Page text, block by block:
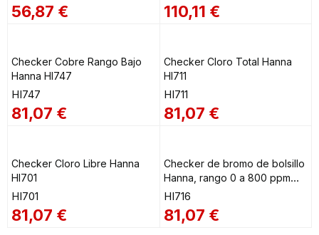
56,87 € 110,11 €
Checker Cobre Rango Bajo
Hanna HI747
HI747
81,07 €
Checker Cloro Total Hanna
HI711
HI711
81,07 €
Checker Cloro Libre Hanna
HI701
HI701
81,07 €
Checker de bromo de bolsillo
Hanna, rango 0 a 800 ppm
HI716
HI716
81,07 €